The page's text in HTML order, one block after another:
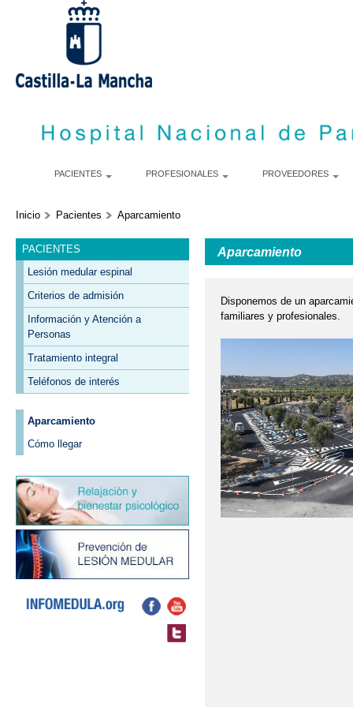
PACIENTES PROFESIONALES PROVEEDORES
Inicio Pacientes Aparcamiento
PACIENTES
Lesión medular espinal
Criterios de admisión
Información y Atención a
Personas
Tratamiento integral
Teléfonos de interés
Aparcamiento
Cómo llegar
Aparcamiento
Disponemos de un
familiares y profesionales.